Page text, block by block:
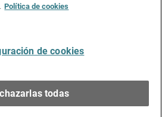
Política de cookies
de cookies
todas